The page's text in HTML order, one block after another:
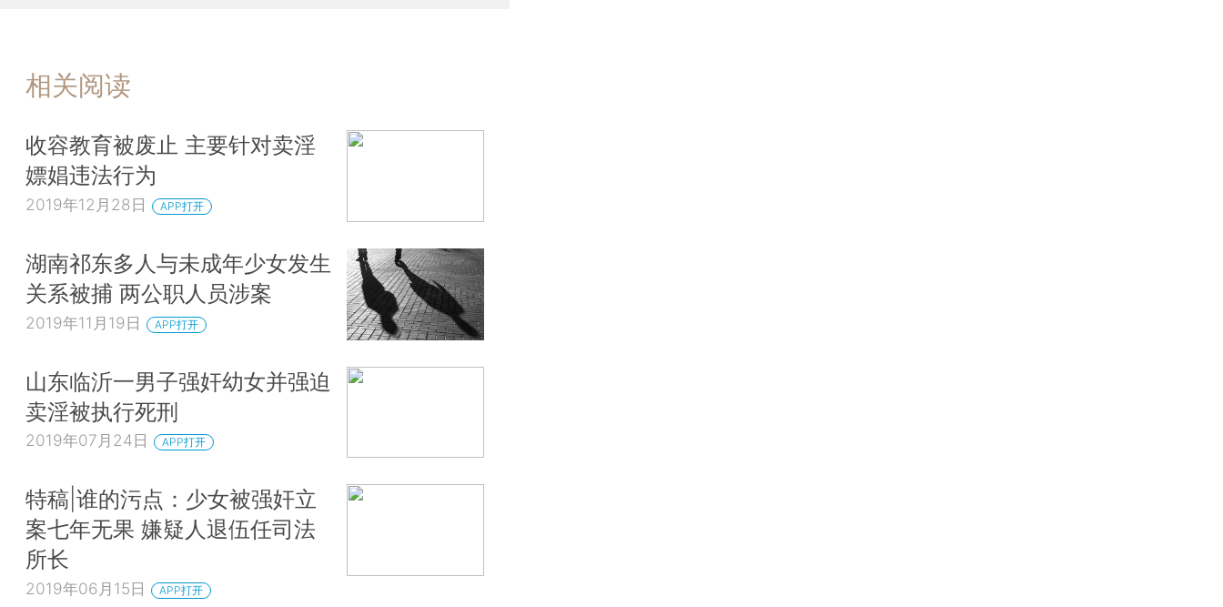
相关阅读
收容教育被废止 主要针对卖淫
嫖娼违法行为
2019年12月28日 APP打开
湖南祁东多人与未成年少女发生
关系被捕 两公职人员涉案
2019年11月19日 APP打开
山东临沂一男子强奸幼女并强迫
卖淫被执行死刑
2019年07月24日 APP打开
特稿|谁的污点：少女被强奸立
案七年无果 嫌疑人退伍任司法
所长
2019年06月15日 APP打开